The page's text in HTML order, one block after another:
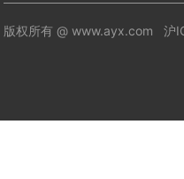
版权所有 @ www.ayx.com沪